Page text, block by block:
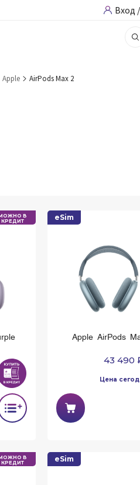
Вход
Apple AirPods Max 2
В
КРЕДИТ
eSim
Apple AirPods
43 490
Цена
В
КРЕДИТ
eSim